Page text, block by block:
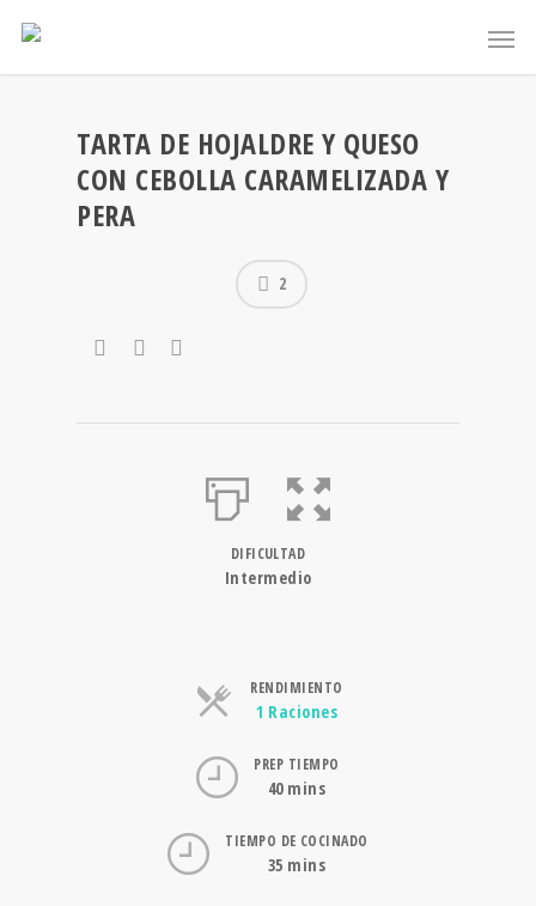
TARTA DE HOJALDRE Y QUESO
CON CEBOLLA CARAMELIZADA Y
PERA
2
DIFICULTAD
Intermedio
RENDIMIENTO
1 RacionesRaciones
PREP TIEMPO
40 mins
TIEMPO DE COCINADO
35 mins